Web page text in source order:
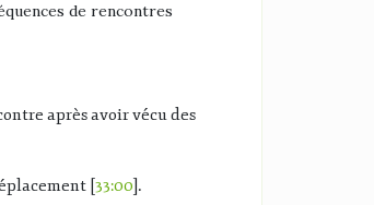
de rencontres
après avoir vécu des
[33:00].